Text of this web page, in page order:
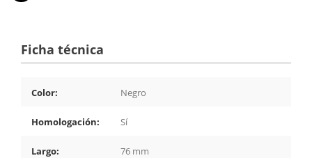
Ficha técnica
Color: Negro
Homologación: Sí
Largo: 76 mm